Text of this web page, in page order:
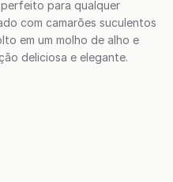
para qualquer
com camarões suculentos
em um molho de alho e
deliciosa e elegante.